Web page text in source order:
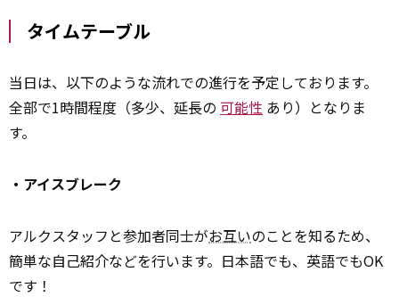
タイムテーブル
当日は、以下のような流れでの進行を予定しております。
全部で1時間程度（多少、延長の 可能性 あり）となりま
す。
・アイスブレーク
アルクスタッフと参加者同士がお互いのことを知るため、
簡単な自己紹介などを行います。日本語でも、英語でもOK
です！